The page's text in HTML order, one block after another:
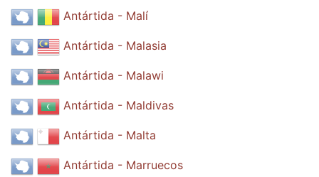
Antártida - Malí
Antártida - Malasia
Antártida - Malawi
Antártida - Maldivas
Antártida - Malta
Antártida - Marruecos